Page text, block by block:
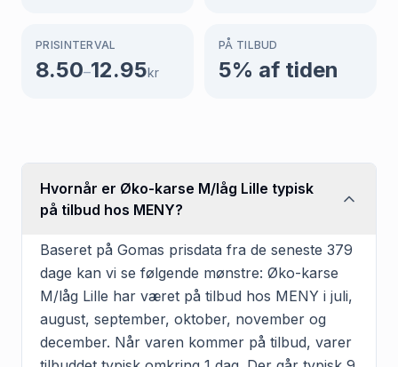
PRISINTERVAL
8.50–12.95kr
PÅ TILBUD
5% af tiden
Hvornår er Øko-karse M/låg Lille typisk
på tilbud hos MENY?
Baseret på Gomas prisdata fra de seneste 379
dage kan vi se følgende mønstre: Øko-karse
M/låg Lille har været på tilbud hos MENY i juli,
august, september, oktober, november og
december. Når varen kommer på tilbud, varer